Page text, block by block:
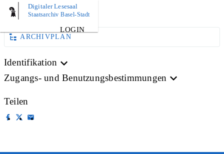
Digitaler Lesesaal
Staatsarchiv Basel-Stadt
LOGIN
AKTE
ARCHIVPLAN
Identifikation
Zugangs- und Benutzungsbestimmungen
Teilen